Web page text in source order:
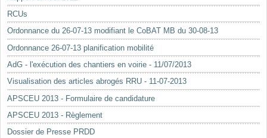
RCUs
Ordonnance du 26-07-13 modifiant le CoBAT MB du 30-08-13
Ordonnance 26-07-13 planification mobilité
AdG - l'exécution des chantiers en voirie - 11/07/2013
Visualisation des articles abrogés RRU - 11-07-2013
APSCEU 2013 - Formulaire de candidature
APSCEU 2013 - Règlement
Dossier de Presse PRDD